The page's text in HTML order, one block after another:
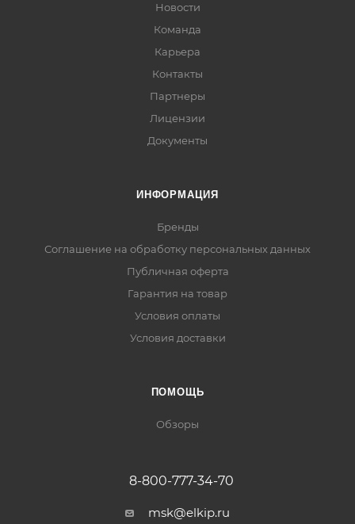
Новости
Команда
Карьера
Контакты
Партнеры
Лицензии
Документы
ИНФОРМАЦИЯ
Бренды
Соглашение на обработку персональных данных
Публичная оферта
Гарантия на товар
Условия оплаты
Условия доставки
ПОМОЩЬ
Обзоры
8-800-777-34-70
msk@elkip.ru